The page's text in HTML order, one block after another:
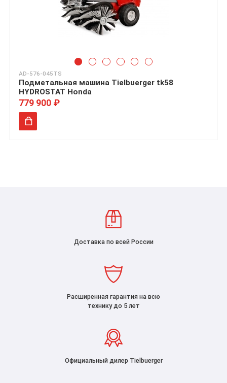
AD-576-045TS
Подметальная машина Tielbuerger tk58
HYDROSTAT Honda
779 900 ₽
Доставка по всей России
Расширенная гарантия на всю
технику до 5 лет
Официальный дилер Tielbuerger